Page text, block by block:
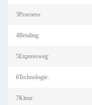
3Procoess:
4Betaling:
5Expressweg:
6Technologie:
7Kleur: